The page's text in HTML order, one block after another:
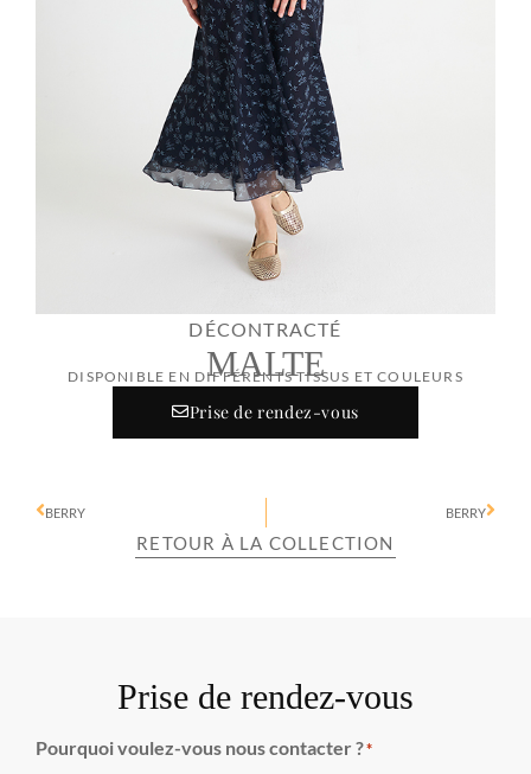
DÉCONTRACTÉ
MALTE
DISPONIBLE EN DIFFÉRENTS TISSUS ET COULEURS
Prise de rendez-vous
BERRY BERRY
RETOUR À LA COLLECTION
Prise de rendez-vous
Pourquoi voulez-vous nous contacter ?*